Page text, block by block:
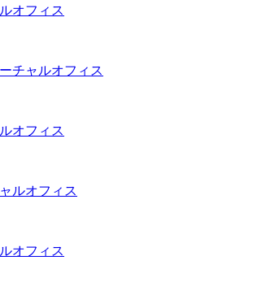
オフィス
チャルオフィス
オフィス
ルオフィス
オフィス